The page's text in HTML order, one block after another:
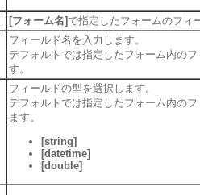
[フォーム名] で指定したフォームのフィ
フィールド名を入力します。
デフォルトでは指定したフォーム内の
す。
フィールドの型を選択します。
デフォルトでは指定したフォーム内の
ます。
[string]
[datetime]
[double]